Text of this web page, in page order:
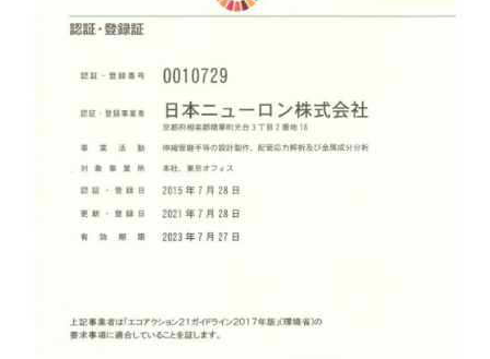
製品＆サービス
研究開発
新着情報 News&Topics
採用情報 Recruit